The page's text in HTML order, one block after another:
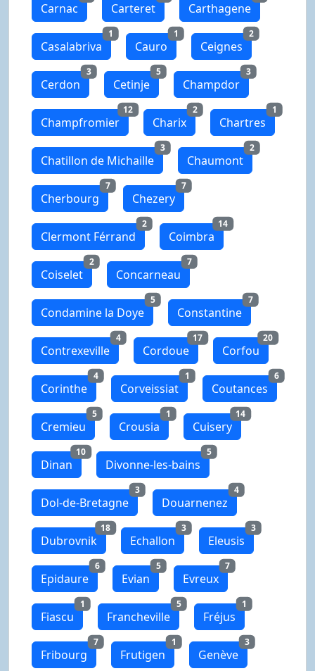
Carnac Carteret Carthagene
Casalabriva
1
Cauro
1
Ceignes
2
Cerdon
3
Cetinje
5
Champdor
3
Champfromier
12
Charix
2
Chartres
1
Chatillon de Michaille
3
Chaumont
2
Cherbourg
7
Chezery
7
Clermont Férrand
2
Coimbra
14
Coiselet
2
Concarneau
7
Condamine la Doye
5
Constantine
7
Contrexeville
4
Cordoue
17
Corfou
20
Corinthe
4
Corveissiat
1
Coutances
6
Cremieu
5
Crousia
1
Cuisery
14
Dinan
10
Divonne-les-bains
5
Dol-de-Bretagne
3
Douarnenez
4
Dubrovnik
18
Echallon
3
Eleusis
3
Epidaure
6
Evian
5
Evreux
7
Fiascu
1
Francheville
5
Fréjus
1
Fribourg
7
Frutigen
1
Genève
3